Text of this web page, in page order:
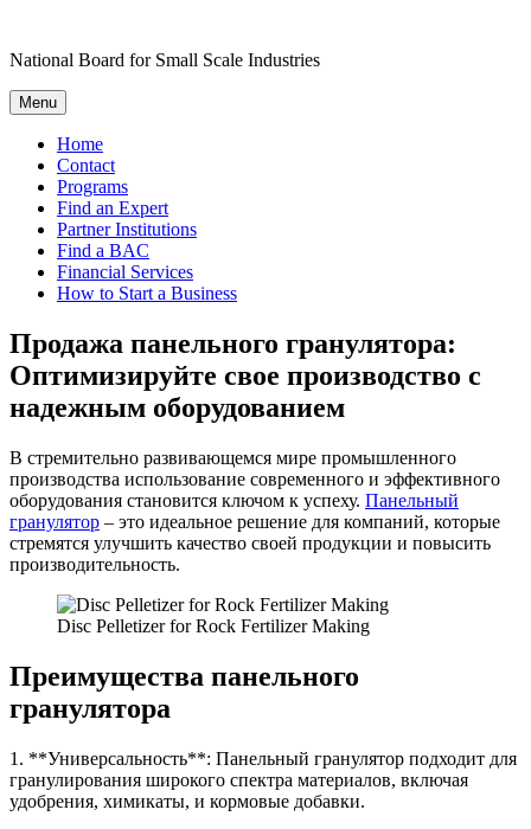
content
National Board for Small Scale Industries
Menu
Home
Contact
Programs
Find an Expert
Partner Institutions
Find a BAC
Financial Services
How to Start a Business
Продажа панельного гранулятора:
Оптимизируйте свое производство с
надежным оборудованием
В стремительно развивающемся мире промышленного
производства использование современного и эффективного
оборудования становится ключом к успеху. Панельный
гранулятор – это идеальное решение для компаний, которые
стремятся улучшить качество своей продукции и повысить
производительность.
Disc Pelletizer for Rock Fertilizer Making
Преимущества панельного
гранулятора
1. **Универсальность**: Панельный гранулятор подходит для
гранулирования широкого спектра материалов, включая
удобрения, химикаты, и кормовые добавки.